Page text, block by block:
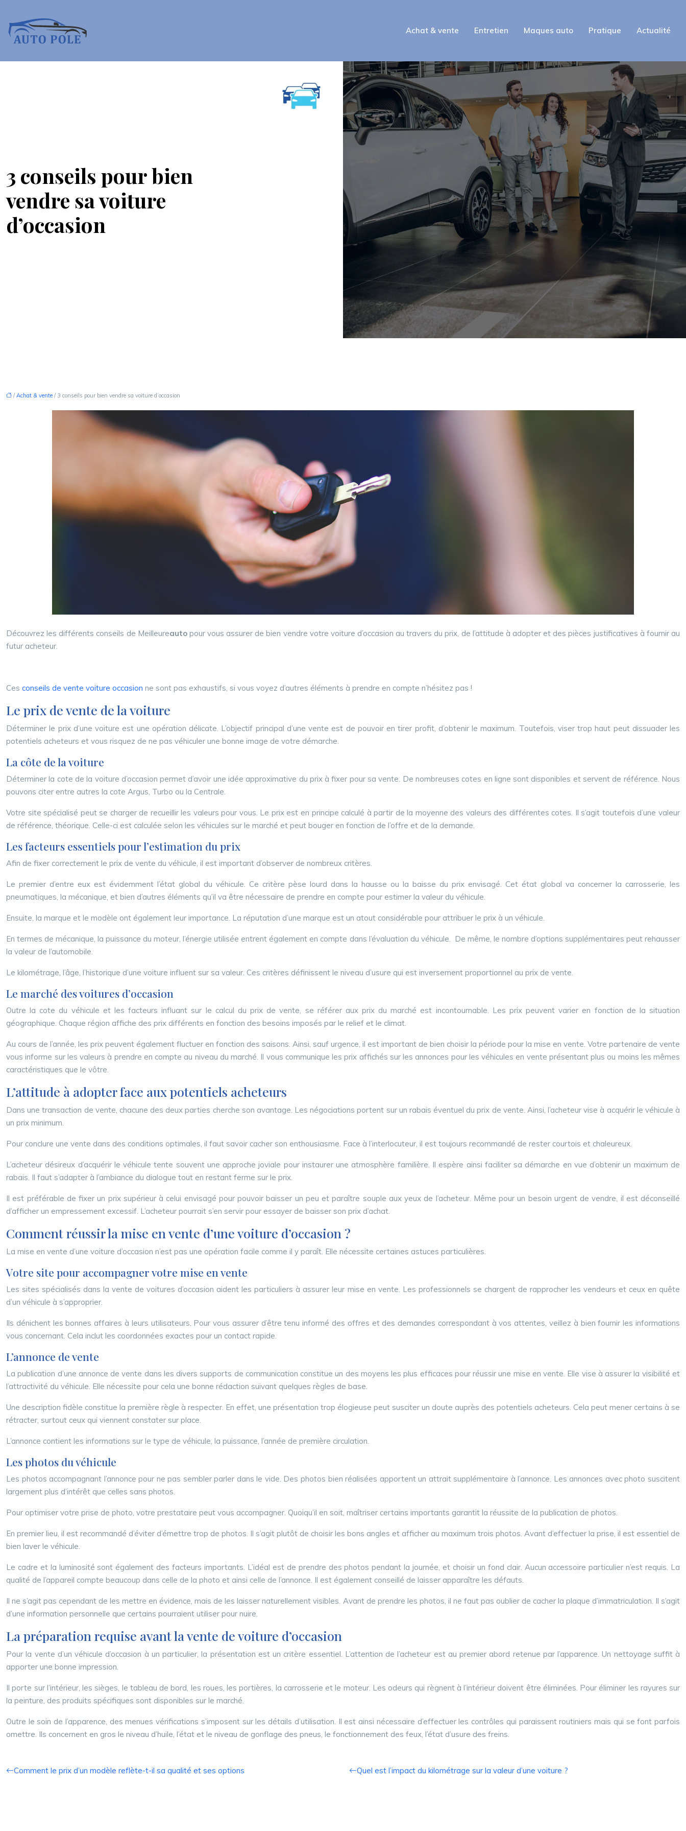
Achat & vente Entretien Maques auto Pratique Actualité
3 conseils pour bien
vendre sa voiture
d’occasion
/Achat & vente / 3 conseils pour bien vendre sa voiture d’occasion
Découvrez les différents conseils de Meilleureautopour vous assurer de bien vendre votre voiture d’occasion au travers du prix, de l’attitude à adopter et des pièces justificatives à fournir au
futur acheteur.
Ces conseils de vente voiture occasion ne sont pas exhaustifs, si vous voyez d’autres éléments à prendre en compte n’hésitez pas !
Le prix de vente de la voiture
Déterminer le prix d’une voiture est une opération délicate. L’objectif principal d’une vente est de pouvoir en tirer profit, d’obtenir le maximum. Toutefois, viser trop haut peut dissuader les
potentiels acheteurs et vous risquez de ne pas véhiculer une bonne image de votre démarche.
La côte de la voiture
Déterminer la cote de la voiture d’occasion permet d’avoir une idée approximative du prix à fixer pour sa vente. De nombreuses cotes en ligne sont disponibles et servent de référence. Nous
pouvons citer entre autres la cote Argus, Turbo ou la Centrale.
Votre site spécialisé peut se charger de recueillir les valeurs pour vous. Le prix est en principe calculé à partir de la moyenne des valeurs des différentes cotes. Il s’agit toutefois d’une valeur
de référence, théorique. Celle-ci est calculée selon les véhicules sur le marché et peut bouger en fonction de l’offre et de la demande.
Les facteurs essentiels pour l’estimation du prix
Afin de fixer correctement le prix de vente du véhicule, il est important d’observer de nombreux critères.
Le premier d’entre eux est évidemment l’état global du véhicule. Ce critère pèse lourd dans la hausse ou la baisse du prix envisagé. Cet état global va concerner la carrosserie, les
pneumatiques, la mécanique, et bien d’autres éléments qu’il va être nécessaire de prendre en compte pour estimer la valeur du véhicule.
Ensuite, la marque et le modèle ont également leur importance. La réputation d’une marque est un atout considérable pour attribuer le prix à un véhicule.
En termes de mécanique, la puissance du moteur, l’énergie utilisée entrent également en compte dans l’évaluation du véhicule. De même, le nombre d’options supplémentaires peut rehausser
la valeur de l’automobile.
Le kilométrage, l’âge, l’historique d’une voiture influent sur sa valeur. Ces critères définissent le niveau d’usure qui est inversement proportionnel au prix de vente.
Le marché des voitures d’occasion
Outre la cote du véhicule et les facteurs influant sur le calcul du prix de vente, se référer aux prix du marché est incontournable. Les prix peuvent varier en fonction de la situation
géographique. Chaque région affiche des prix différents en fonction des besoins imposés par le relief et le climat.
Au cours de l’année, les prix peuvent également fluctuer en fonction des saisons. Ainsi, sauf urgence, il est important de bien choisir la période pour la mise en vente. Votre partenaire de vente
vous informe sur les valeurs à prendre en compte au niveau du marché. Il vous communique les prix affichés sur les annonces pour les véhicules en vente présentant plus ou moins les mêmes
caractéristiques que le vôtre.
L’attitude à adopter face aux potentiels acheteurs
Dans une transaction de vente, chacune des deux parties cherche son avantage. Les négociations portent sur un rabais éventuel du prix de vente. Ainsi, l’acheteur vise à acquérir le véhicule à
un prix minimum.
Pour conclure une vente dans des conditions optimales, il faut savoir cacher son enthousiasme. Face à l’interlocuteur, il est toujours recommandé de rester courtois et chaleureux.
L’acheteur désireux d’acquérir le véhicule tente souvent une approche joviale pour instaurer une atmosphère familière. Il espère ainsi faciliter sa démarche en vue d’obtenir un maximum de
rabais. Il faut s’adapter à l’ambiance du dialogue tout en restant ferme sur le prix.
Il est préférable de fixer un prix supérieur à celui envisagé pour pouvoir baisser un peu et paraître souple aux yeux de l’acheteur. Même pour un besoin urgent de vendre, il est déconseillé
d’afficher un empressement excessif. L’acheteur pourrait s’en servir pour essayer de baisser son prix d’achat.
Comment réussir la mise en vente d’une voiture d’occasion ?
La mise en vente d’une voiture d’occasion n’est pas une opération facile comme il y paraît. Elle nécessite certaines astuces particulières.
Votre site pour accompagner votre mise en vente
Les sites spécialisés dans la vente de voitures d’occasion aident les particuliers à assurer leur mise en vente. Les professionnels se chargent de rapprocher les vendeurs et ceux en quête
d’un véhicule à s’approprier.
Ils dénichent les bonnes affaires à leurs utilisateurs. Pour vous assurer d’être tenu informé des offres et des demandes correspondant à vos attentes, veillez à bien fournir les informations
vous concernant. Cela inclut les coordonnées exactes pour un contact rapide.
L’annonce de vente
La publication d’une annonce de vente dans les divers supports de communication constitue un des moyens les plus efficaces pour réussir une mise en vente. Elle vise à assurer la visibilité et
l’attractivité du véhicule. Elle nécessite pour cela une bonne rédaction suivant quelques règles de base.
Une description fidèle constitue la première règle à respecter. En effet, une présentation trop élogieuse peut susciter un doute auprès des potentiels acheteurs. Cela peut mener certains à se
rétracter, surtout ceux qui viennent constater sur place.
L’annonce contient les informations sur le type de véhicule, la puissance, l’année de première circulation.
Les photos du véhicule
Les photos accompagnant l’annonce pour ne pas sembler parler dans le vide. Des photos bien réalisées apportent un attrait supplémentaire à l’annonce. Les annonces avec photo suscitent
largement plus d’intérêt que celles sans photos.
Pour optimiser votre prise de photo, votre prestataire peut vous accompagner. Quoiqu’il en soit, maîtriser certains importants garantit la réussite de la publication de photos.
En premier lieu, il est recommandé d’éviter d’émettre trop de photos. Il s’agit plutôt de choisir les bons angles et afficher au maximum trois photos. Avant d’effectuer la prise, il est essentiel de
bien laver le véhicule.
Le cadre et la luminosité sont également des facteurs importants. L’idéal est de prendre des photos pendant la journée, et choisir un fond clair. Aucun accessoire particulier n’est requis. La
qualité de l’appareil compte beaucoup dans celle de la photo et ainsi celle de l’annonce. Il est également conseillé de laisser apparaître les défauts.
Il ne s’agit pas cependant de les mettre en évidence, mais de les laisser naturellement visibles. Avant de prendre les photos, il ne faut pas oublier de cacher la plaque d’immatriculation. Il s’agit
d’une information personnelle que certains pourraient utiliser pour nuire.
La préparation requise avant la vente de voiture d’occasion
Pour la vente d’un véhicule d’occasion à un particulier, la présentation est un critère essentiel. L’attention de l’acheteur est au premier abord retenue par l’apparence. Un nettoyage suffit à
apporter une bonne impression.
Il porte sur l’intérieur, les sièges, le tableau de bord, les roues, les portières, la carrosserie et le moteur. Les odeurs qui règnent à l’intérieur doivent être éliminées. Pour éliminer les rayures sur
la peinture, des produits spécifiques sont disponibles sur le marché.
Outre le soin de l’apparence, des menues vérifications s’imposent sur les détails d’utilisation. Il est ainsi nécessaire d’effectuer les contrôles qui paraissent routiniers mais qui se font parfois
omettre. Ils concernent en gros le niveau d’huile, l’état et le niveau de gonflage des pneus, le fonctionnement des feux, l’état d’usure des freins.
Comment le prix d’un modèle reflète-t-il sa qualité et ses options Quel est l’impact du kilométrage sur la valeur d’une voiture ?